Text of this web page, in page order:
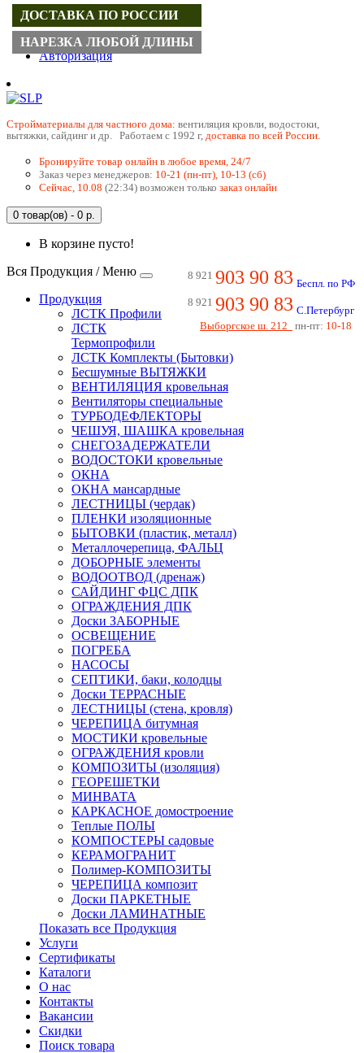
Регистрация
Авторизация
Cтройматериалы для частного дома: вентиляция кровли, водостоки,
вытяжки, сайдинг и др. Работаем с 1992 г, доставка по всей России.
Бронируйте товар онлайн в любое время, 24/7
Заказ через менеджеров: 10-21 (пн-пт), 10-13 (сб)
Сейчас, 10.08 (22:34) возможен только заказ онлайн
0 товар(ов) - 0 р.
В корзине пусто!
8 921 903 90 83 Беспл. по РФ
8 921 903 90 83 С.Петербург
Выборгское ш. 212
пн-пт: 10-18
Вся Продукция / Меню
Продукция
ЛСТК Профили
ЛСТК
Термопрофили
ЛСТК Комплекты (Бытовки)
Бесшумные ВЫТЯЖКИ
ВЕНТИЛЯЦИЯ кровельная
Вентиляторы специальные
ТУРБОДЕФЛЕКТОРЫ
ЧЕШУЯ, ШАШКА кровельная
СНЕГОЗАДЕРЖАТЕЛИ
ВОДОСТОКИ кровельные
ОКНА
ОКНА мансардные
ЛЕСТНИЦЫ (чердак)
ПЛЕНКИ изоляционные
БЫТОВКИ (пластик, металл)
Металлочерепица, ФАЛЬЦ
ДОБОРНЫЕ элементы
ВОДООТВОД (дренаж)
САЙДИНГ ФЦС ДПК
ОГРАЖДЕНИЯ ДПК
Доски ЗАБОРНЫЕ
ОСВЕЩЕНИЕ
ПОГРЕБА
НАСОСЫ
СЕПТИКИ, баки, колодцы
Доски ТЕРРАСНЫЕ
ЛЕСТНИЦЫ (стена, кровля)
ЧЕРЕПИЦА битумная
МОСТИКИ кровельные
ОГРАЖДЕНИЯ кровли
КОМПОЗИТЫ (изоляция)
ГЕОРЕШЕТКИ
МИНВАТА
КАРКАСНОЕ домостроение
Теплые ПОЛЫ
КОМПОСТЕРЫ садовые
КЕРАМОГРАНИТ
Полимер-КОМПОЗИТЫ
ЧЕРЕПИЦА композит
Доски ПАРКЕТНЫЕ
Доски ЛАМИНАТНЫЕ
Показать все Продукция
Услуги
Сертификаты
Каталоги
О нас
Контакты
Вакансии
Скидки
Поиск товара
ДОСТАВКА ПО РОССИИ
НАРЕЗКА ЛЮБОЙ ДЛИНЫ